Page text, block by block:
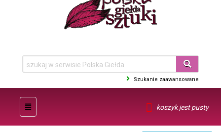
Szukanie zaawansowane
koszyk jest pusty